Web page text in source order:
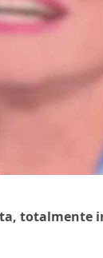
totalmente